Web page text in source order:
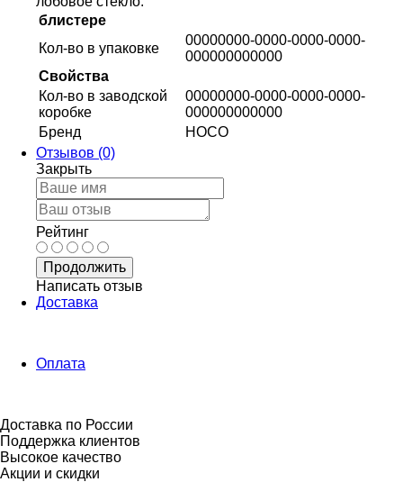
блистере
Кол-во в упаковке
00000000-0000-0000-0000-
000000000000
Свойства
Кол-во в заводской
коробке
00000000-0000-0000-0000-
000000000000
Бренд
HOCO
Отзывов (0)
Закрыть
Рейтинг
Продолжить
Написать отзыв
Доставка
Оплата
Доставка по России
Поддержка клиентов
Высокое качество
Акции и скидки